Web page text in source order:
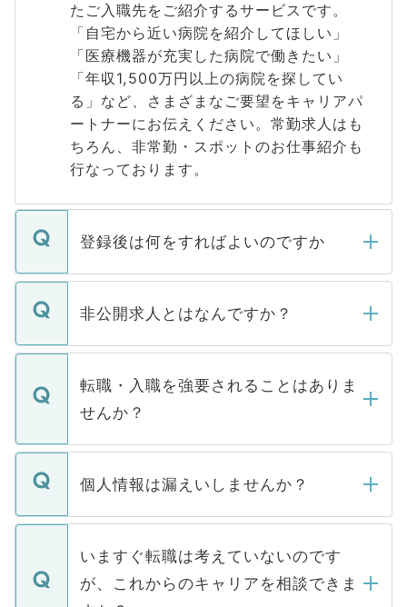
たご入職先をご紹介するサービスです。
「自宅から近い病院を紹介してほしい」
「医療機器が充実した病院で働きたい」
「年収1,500万円以上の病院を探してい
る」など、さまざまなご要望をキャリアパ
ートナーにお伝えください。常勤求人はも
ちろん、非常勤・スポットのお仕事紹介も
行なっております。
登録後は何をすればよいのですか
ご登録いただきましたら、弊社担当者がご
登録内容を確認し、その後メールもしくは
ます。通常、5営業日以内にはご連絡をせて
いただきますので、しばらくお待ちくださ
非公開求人とはなんですか？
マイナビDOCTORで取り扱っている求人の
うち約3割は、Webサイトからご覧いただ
けない「非公開求人」です。非公開求人は
下記の理由によって、一般には公開してい
ません。
■応募殺到を避けるため 人気のある医療機
関を公にしてしまうと、応募が殺到する場
に、医療機関が求める条件に合った人材の
みを人材紹介会社に依頼するケースが増え
転職・入職を強要されることはありま
せんか？
転職・入職を強要することは一切ありませ
ん。また、仮に応募先から内定をいただい
定を承諾する必要はありません。内定先へ
の辞退の連絡はキャリアパートナーが行い
個人情報は漏えいしませんか？
個人情報が漏えいすることはありませんの
で、ご安心ください。当サイトからの登録
などで収集したご登録者様の個人情報は、
ご本人のキャリアアップおよび転職活動の
いますぐ転職は考えていないのです
が、これからのキャリアを相談できま